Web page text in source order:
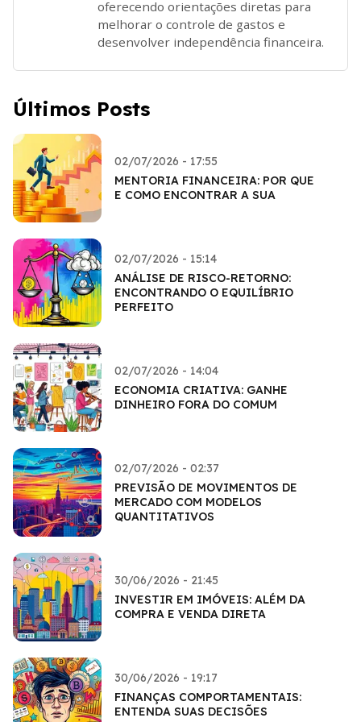
oferecendo orientações diretas para
melhorar o controle de gastos e
desenvolver independência financeira.
Últimos Posts
02/07/2026 - 17:55
MENTORIA FINANCEIRA: POR QUE
E COMO ENCONTRAR A SUA
02/07/2026 - 15:14
ANÁLISE DE RISCO-RETORNO:
ENCONTRANDO O EQUILÍBRIO
PERFEITO
02/07/2026 - 14:04
ECONOMIA CRIATIVA: GANHE
DINHEIRO FORA DO COMUM
02/07/2026 - 02:37
PREVISÃO DE MOVIMENTOS DE
MERCADO COM MODELOS
QUANTITATIVOS
30/06/2026 - 21:45
INVESTIR EM IMÓVEIS: ALÉM DA
COMPRA E VENDA DIRETA
30/06/2026 - 19:17
FINANÇAS COMPORTAMENTAIS:
ENTENDA SUAS DECISÕES